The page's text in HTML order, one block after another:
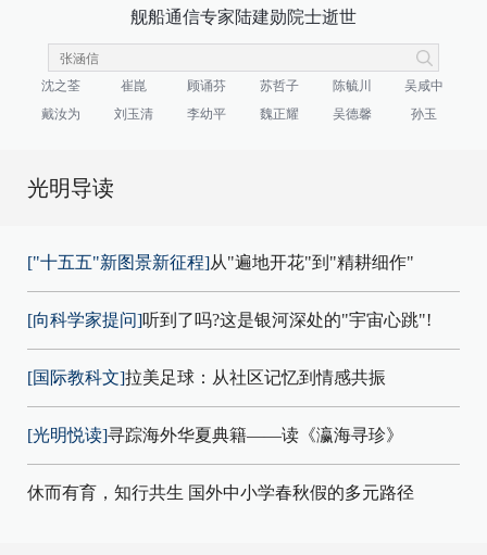
舰船通信专家陆建勋院士逝世
沈之荃 崔崑 顾诵芬 苏哲子 陈毓川
吴咸中
戴汝为
刘玉清 李幼平 魏正耀 吴德馨 孙玉
光明导读
["十五五"新图景新征程]从"遍地开花"到"精耕细作"
[向科学家提问]听到了吗?这是银河深处的"宇宙心跳"!
[国际教科文]拉美足球：从社区记忆到情感共振
[光明悦读]寻踪海外华夏典籍——读《瀛海寻珍》
休而有育，知行共生 国外中小学春秋假的多元路径